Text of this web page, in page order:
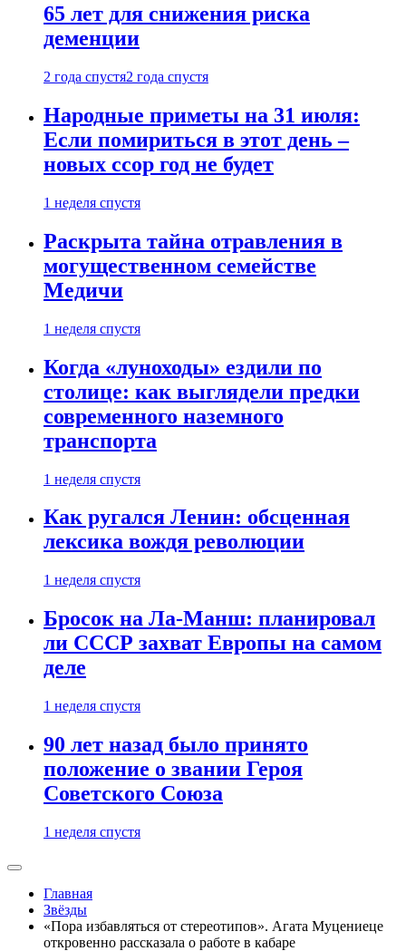
65 лет для снижения риска
деменции
2 года спустя2 года спустя
Народные приметы на 31 июля:
Если помириться в этот день –
новых ссор год не будет
1 неделя спустя
Раскрыта тайна отравления в
могущественном семействе
Медичи
1 неделя спустя
Когда «луноходы» ездили по
столице: как выглядели предки
современного наземного
транспорта
1 неделя спустя
Как ругался Ленин: обсценная
лексика вождя революции
1 неделя спустя
Бросок на Ла-Манш: планировал
ли СССР захват Европы на самом
деле
1 неделя спустя
90 лет назад было принято
положение о звании Героя
Советского Союза
1 неделя спустя
Главная
Звёзды
«Пора избавляться от стереотипов». Агата Муцениеце
откровенно рассказала о работе в кабаре